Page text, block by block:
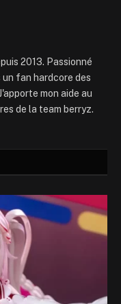
2013. Passionné
un fan hardcore des
mon aide au
de la team berryz.